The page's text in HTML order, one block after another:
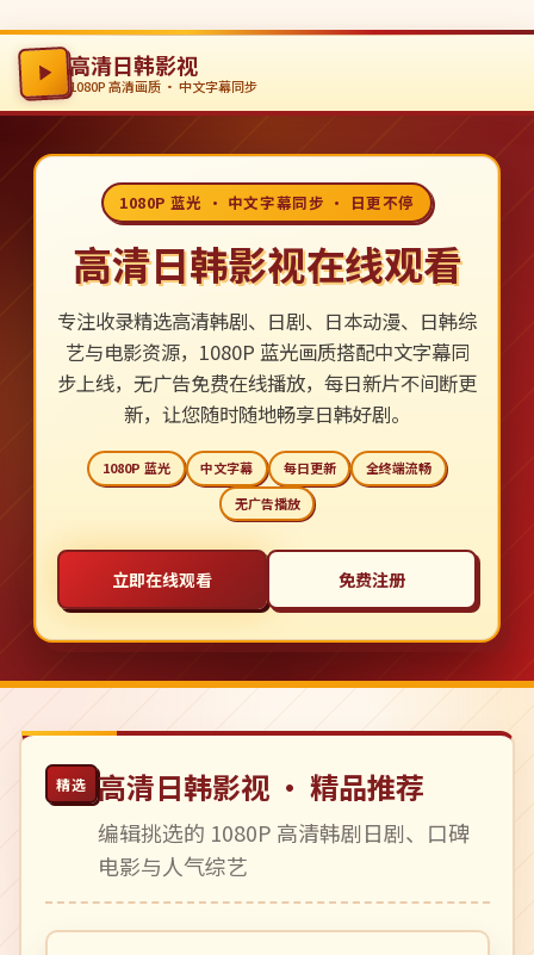
高清日韩影视
1080P 高清画质 · 中文字幕同步
1080P 蓝光 · 中文字幕同步 · 日更不停
高清日韩影视在线观看
专注收录精选高清韩剧、日剧、日本动漫、日韩综
艺与电影资源，1080P 蓝光画质搭配中文字幕同
步上线，无广告免费在线播放，每日新片不间断更
新，让您随时随地畅享日韩好剧。
1080P 蓝光 中文字幕 每日更新
全终端流畅
无广告播放
立即在线观看 免费注册
精选 高清日韩影视 · 精品推荐
编辑挑选的 1080P 高清韩剧日剧、口碑
电影与人气综艺
完结